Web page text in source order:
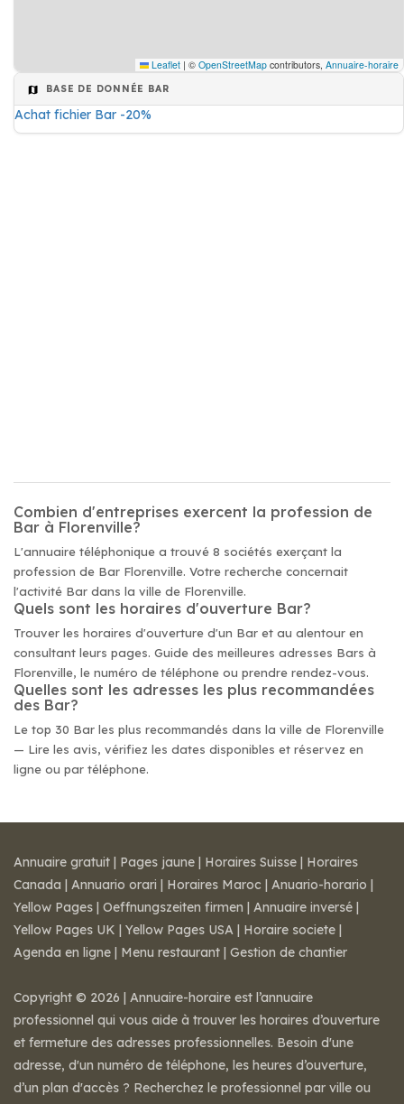
Leaflet | © OpenStreetMap contributors, Annuaire-horaire
BASE DE DONNÉE BAR
Achat fichier Bar -20%
Combien d'entreprises exercent la profession de
Bar à Florenville?
L'annuaire téléphonique a trouvé 8 sociétés exerçant la
profession de Bar Florenville. Votre recherche concernait
l'activité Bar dans la ville de Florenville.
Quels sont les horaires d'ouverture Bar?
Trouver les horaires d'ouverture d'un Bar et au alentour en
consultant leurs pages. Guide des meilleures adresses Bars à
Florenville, le numéro de téléphone ou prendre rendez-vous.
Quelles sont les adresses les plus recommandées
des Bar?
Le top 30 Bar les plus recommandés dans la ville de Florenville
— Lire les avis, vérifiez les dates disponibles et réservez en
ligne ou par téléphone.
Annuaire gratuit | Pages jaune | Horaires Suisse | Horaires
Canada | Annuario orari | Horaires Maroc | Anuario-horario |
Yellow Pages | Oeffnungszeiten firmen | Annuaire inversé |
Yellow Pages UK | Yellow Pages USA | Horaire societe |
Agenda en ligne | Menu restaurant | Gestion de chantier
Copyright © 2026 | Annuaire-horaire est l’annuaire
professionnel qui vous aide à trouver les horaires d’ouverture
et fermeture des adresses professionnelles. Besoin d'une
adresse, d'un numéro de téléphone, les heures d’ouverture,
d’un plan d'accès ? Recherchez le professionnel par ville ou